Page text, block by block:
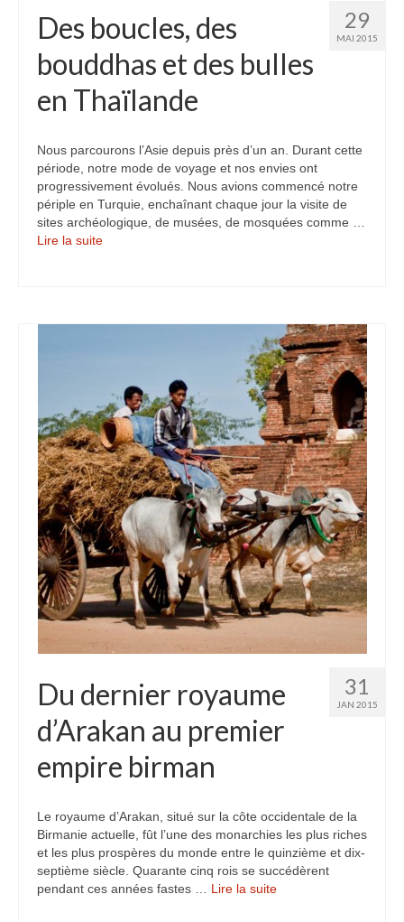
29
MAI 2015
Des boucles, des
bouddhas et des bulles
en Thaïlande
Nous parcourons l’Asie depuis près d’un an. Durant cette
période, notre mode de voyage et nos envies ont
progressivement évolués. Nous avions commencé notre
périple en Turquie, enchaînant chaque jour la visite de
sites archéologique, de musées, de mosquées comme …
Lire la suite­­
31
JAN 2015
Du dernier royaume
d’Arakan au premier
empire birman
Le royaume d’Arakan, situé sur la côte occidentale de la
Birmanie actuelle, fût l’une des monarchies les plus riches
et les plus prospères du monde entre le quinzième et dix-
septième siècle. Quarante cinq rois se succédèrent
pendant ces années fastes … Lire la suite­­